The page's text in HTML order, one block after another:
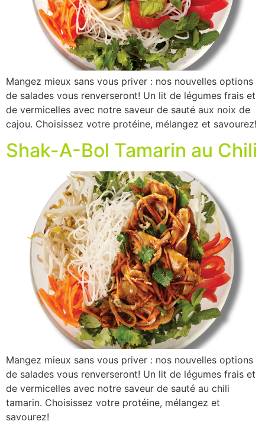
Mangez mieux sans vous priver : nos nouvelles options
de salades vous renverseront! Un lit de légumes frais et
de vermicelles avec notre saveur de sauté aux noix de
cajou. Choisissez votre protéine, mélangez et savourez!
Shak-A-Bol Tamarin au Chili
Mangez mieux sans vous priver : nos nouvelles options
de salades vous renverseront! Un lit de légumes frais et
de vermicelles avec notre saveur de sauté au chili
tamarin. Choisissez votre protéine, mélangez et
savourez!